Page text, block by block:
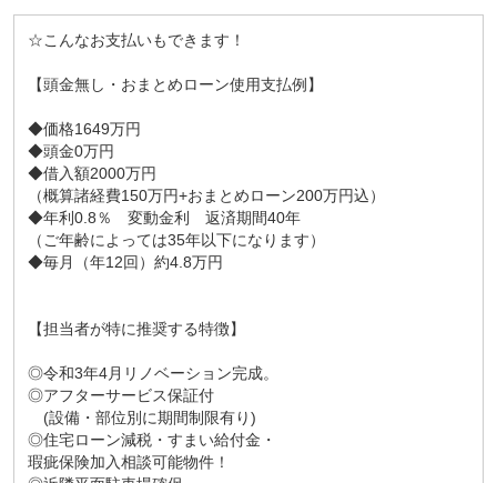
☆こんなお支払いもできます！
【頭金無し・おまとめローン使用支払例】
◆価格1649万円
◆頭金0万円
◆借入額2000万円
（概算諸経費150万円+おまとめローン200万円込）
◆年利0.8％ 変動金利 返済期間40年
（ご年齢によっては35年以下になります）
◆毎月（年12回）約4.8万円
【担当者が特に推奨する特徴】
◎令和3年4月リノベーション完成。
◎アフターサービス保証付
(設備・部位別に期間制限有り)
◎住宅ローン減税・すまい給付金・
瑕疵保険加入相談可能物件！